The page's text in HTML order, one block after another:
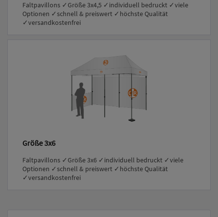
Faltpavillons ✓Größe 3x4,5 ✓individuell bedruckt ✓viele
Optionen ✓schnell & preiswert ✓höchste Qualität
✓versandkostenfrei
Größe 3x6
Faltpavillons ✓Größe 3x6 ✓individuell bedruckt ✓viele
Optionen ✓schnell & preiswert ✓höchste Qualität
✓versandkostenfrei